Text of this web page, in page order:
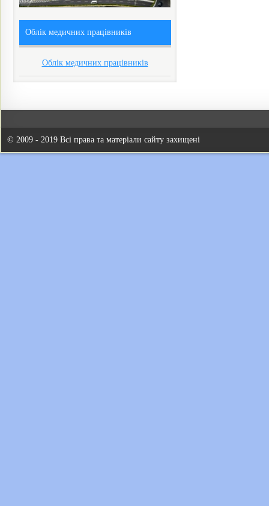
Облік медичних працівників
Облік медичних працівників
© 2009 - 2019 Всі права та матеріали сайту захищені